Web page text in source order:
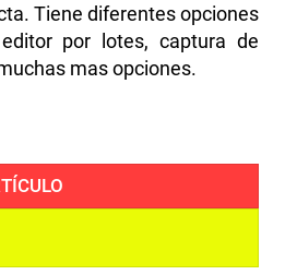
Tiene diferentes opciones
por lotes, captura de
mas opciones.